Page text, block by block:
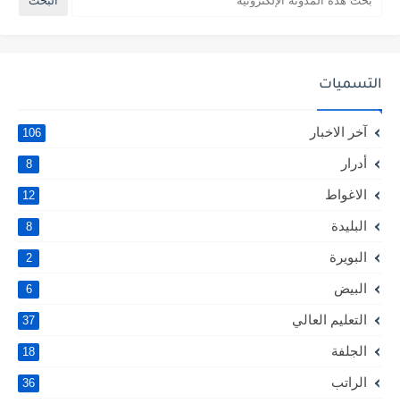
التسميات
آخر الاخبار 106
أدرار 8
الاغواط 12
البليدة 8
البويرة 2
البيض 6
التعليم العالي 37
الجلفة 18
الراتب 36